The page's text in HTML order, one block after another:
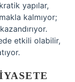
yapılar,
kalmıyor;
etkili olabilir,